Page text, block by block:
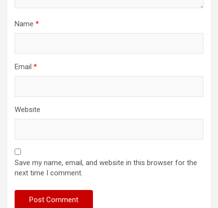
Name *
Email *
Website
Save my name, email, and website in this browser for the
next time I comment.